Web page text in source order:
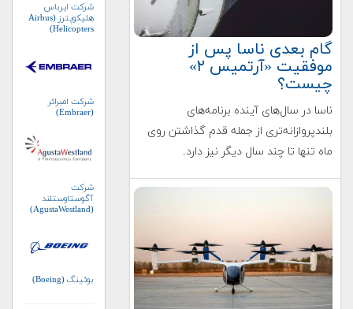
گام بعدی ناسا پس از
موفقیت «آرتمیس ۲»
چیست؟
ناسا در سال‌های آینده برنامه‌های
بلندپروازانه‌تری از جمله قدم گذاشتن روی
ماه تنها تا چند سال دیگر نیز دارد.
شرکت ایرباس
هلیکوپترز (Airbus
Helicopters)
شرکت امبرائر
(Embraer)
شرکت
آگوستاوستلند
(AgustaWestland)
بوئینگ (Boeing)